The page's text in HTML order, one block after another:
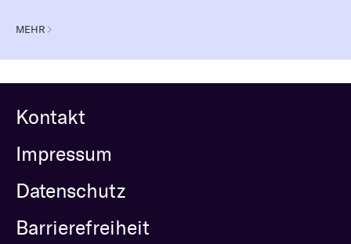
MEHR
Kontakt
Impressum
Datenschutz
Barrierefreiheit